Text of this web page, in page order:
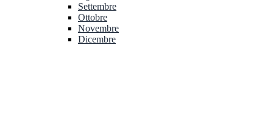
Settembre
Ottobre
Novembre
Dicembre